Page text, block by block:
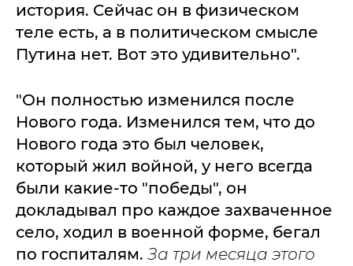
история. Сейчас он в физическом
теле есть, а в политическом смысле
Путина нет. Вот это удивительно".
"Он полностью изменился после
Нового года. Изменился тем, что до
Нового года это был человек,
который жил войной, у него всегда
были какие-то "победы", он
докладывал про каждое захваченное
село, ходил в военной форме, бегал
по госпиталям. За три месяца этого